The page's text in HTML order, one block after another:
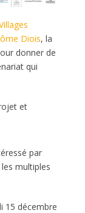
Diois, la
donner de
qui
et
par
multiples
15 décembre